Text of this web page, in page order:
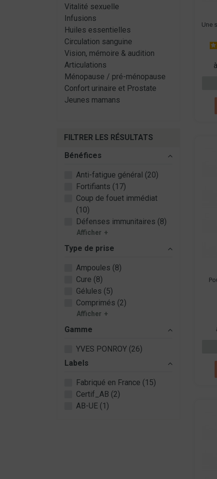
Vitalité sexuelle
Infusions
Huiles essentielles
Circulation sanguine
Vision, mémoire & audition
Articulations
Ménopause / pré-ménopause
Confort urinaire et Prostate
Jeunes mamans
FILTRER LES RÉSULTATS
Bénéfices
Anti-fatigue général (20)
Fortifiants (17)
Coup de fouet immédiat
(10)
Défenses immunitaires (8)
Afficher
Type de prise
Ampoules (8)
Cure (8)
Gélules (5)
Comprimés (2)
Afficher
Gamme
YVES PONROY (26)
Labels
Fabriqué en France (15)
Certif_AB (2)
AB-UE (1)
Une